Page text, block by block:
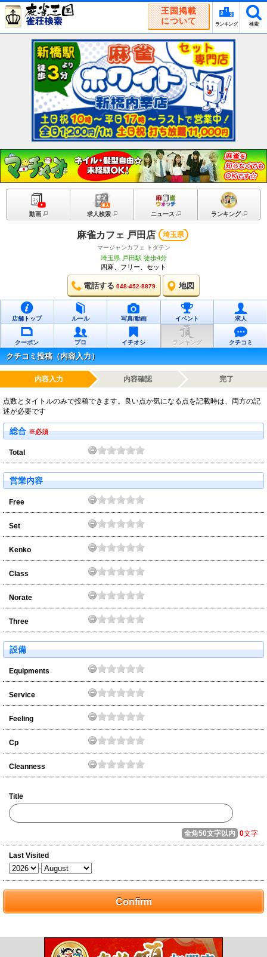
王国掲載
について
ランキング 検索
動画 求人検索 ニュース ランキング
麻雀カフェ 戸田店 埼玉県
マージャンカフェ トダテン
埼玉県 戸田駅 徒歩4分
四麻、フリー、セット
電話する 048-452-8879 地図
店舗トップ ルール 写真/動画 イベント 求人
クーポン プロ イチオシ ランキング クチコミ
クチコミ投稿（内容入力）
内容入力 内容確認 完了
点数とタイトルのみで投稿できます。良い点か気になる点を記載時は、両方の記
述が必要です
総合※必須
Total
営業内容
Free
Set
Kenko
Class
Norate
Three
設備
Equipments
Service
Feeling
Cp
Cleanness
Title
全角50文字以内 0文字
Last Visited
-